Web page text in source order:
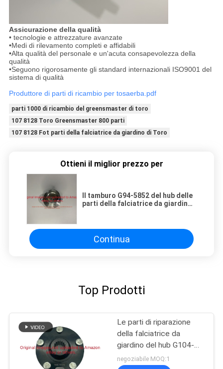
Assicurazione della qualità
• tecnologie e attrezzature avanzate
•Medi di rilevamento completi e affidabili
•Alta qualità del personale e un'acuta consapevolezza della
qualità
•Seguono rigorosamente gli standard internazionali ISO9001 del
sistema di qualità
Produttore di parti di ricambio per tosaerba.pdf
parti 1000 di ricambio del greensmaster di toro
107 8128 Toro Greensmaster 800 parti
107 8128 Fot parti della falciatrice da giardino di Toro
Ottieni il miglior prezzo per
Il tamburo G94-5852 del hub delle
parti della falciatrice da giardino
Continua
Top Prodotti
Le parti di riparazione
della falciatrice da
giardino del hub G104-
1675 misura il veicolo
negoziabile MOQ:1